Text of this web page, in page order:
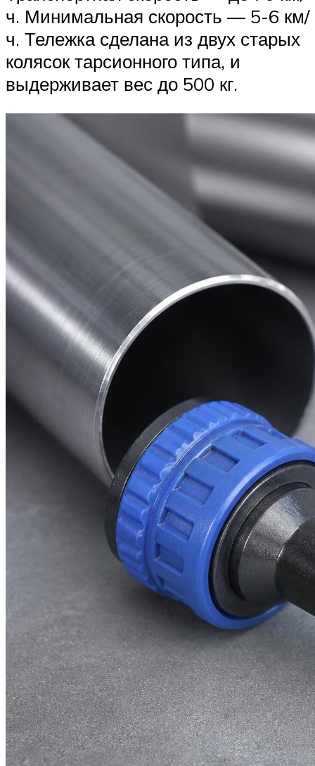
ч. Минимальная скорость — 5-6 км/
ч. Тележка сделана из двух старых
колясок тарсионного типа, и
выдерживает вес до 500 кг.